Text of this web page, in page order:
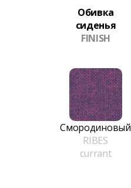
Обивка
сиденья
FINISH
Смородиновый
RIBES
currant